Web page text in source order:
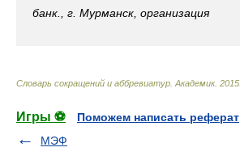
банк., г. Мурманск, организация
Словарь сокращений и аббревиатур Академик. 2015
Игры ⚽
Поможем написать реферат
МЭФ